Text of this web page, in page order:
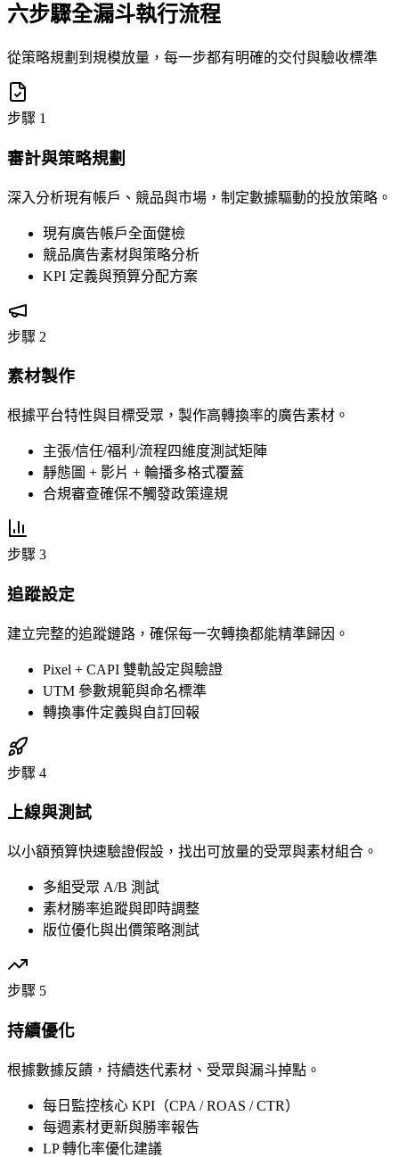
六步驟全漏斗執行流程
從策略規劃到規模放量，每一步都有明確的交付與驗收標準
步驟 1
審計與策略規劃
深入分析現有帳戶、競品與市場，制定數據驅動的投放策略。
現有廣告帳戶全面健檢
競品廣告素材與策略分析
KPI 定義與預算分配方案
步驟 2
素材製作
根據平台特性與目標受眾，製作高轉換率的廣告素材。
主張/信任/福利/流程四維度測試矩陣
靜態圖 + 影片 + 輪播多格式覆蓋
合規審查確保不觸發政策違規
步驟 3
追蹤設定
建立完整的追蹤鏈路，確保每一次轉換都能精準歸因。
Pixel + CAPI 雙軌設定與驗證
UTM 參數規範與命名標準
轉換事件定義與自訂回報
步驟 4
上線與測試
以小額預算快速驗證假設，找出可放量的受眾與素材組合。
多組受眾 A/B 測試
素材勝率追蹤與即時調整
版位優化與出價策略測試
步驟 5
持續優化
根據數據反饋，持續迭代素材、受眾與漏斗掉點。
每日監控核心 KPI（CPA / ROAS / CTR）
每週素材更新與勝率報告
LP 轉化率優化建議